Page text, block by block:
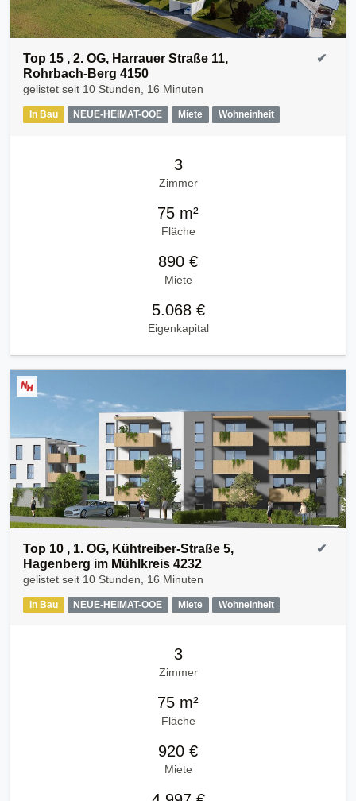
Top 15 , 2. OG, Harrauer Straße 11,
Rohrbach-Berg 4150
gelistet seit 10 Stunden, 16 Minuten
In Bau NEUE-HEIMAT-OOE Miete Wohneinheit
✔
3
Zimmer
75 m²
Fläche
890 €
Miete
5.068 €
Eigenkapital
Top 10 , 1. OG, Kühtreiber-Straße 5,
Hagenberg im Mühlkreis 4232
gelistet seit 10 Stunden, 16 Minuten
In Bau NEUE-HEIMAT-OOE Miete Wohneinheit
✔
3
Zimmer
75 m²
Fläche
920 €
Miete